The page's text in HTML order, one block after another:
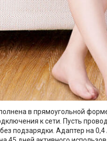
в прямоугольной
к сети. Пусть
подзарядки. Адаптер на